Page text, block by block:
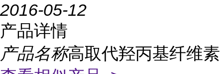
2016-05-12
产品详情
产品名称高取代羟丙基纤维素